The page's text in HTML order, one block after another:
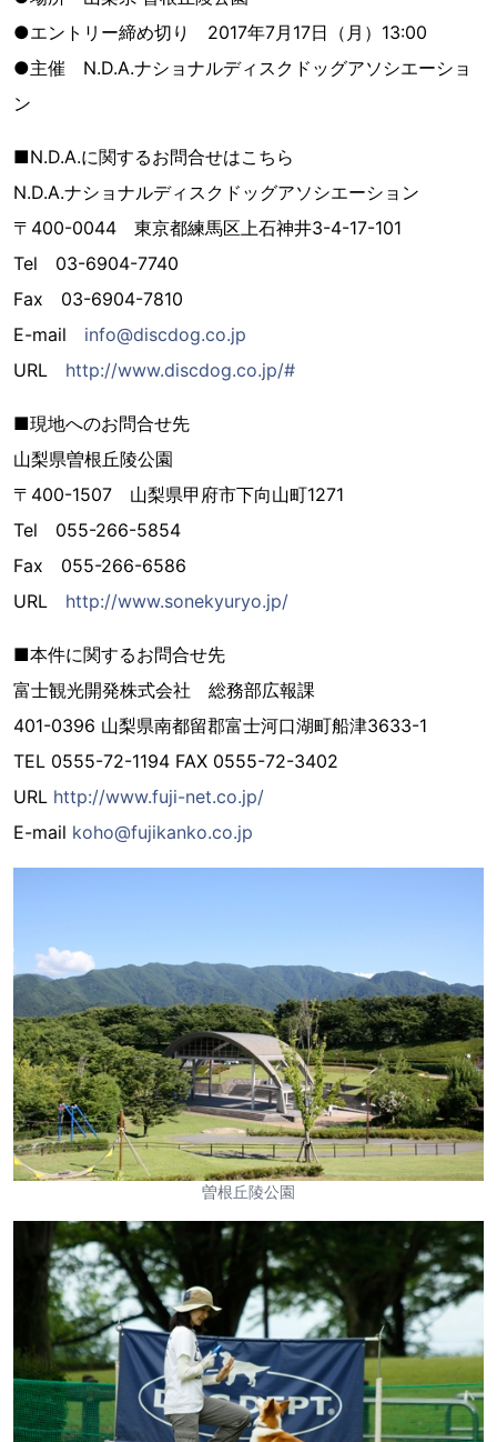
●エントリー締め切り 2017年7月17日（月）13:00
●主催 N.D.A.ナショナルディスクドッグアソシエーショ
ン
■N.D.A.に関するお問合せはこちら
N.D.A.ナショナルディスクドッグアソシエーション
〒400-0044 東京都練馬区上石神井3-4-17-101
Tel 03-6904-7740
Fax 03-6904-7810
E-mail info@discdog.co.jp
URL http://www.discdog.co.jp/#
■現地へのお問合せ先
山梨県曽根丘陵公園
〒400-1507 山梨県甲府市下向山町1271
Tel 055-266-5854
Fax 055-266-6586
URL http://www.sonekyuryo.jp/
■本件に関するお問合せ先
富士観光開発株式会社 総務部広報課
401-0396 山梨県南都留郡富士河口湖町船津3633-1
TEL 0555-72-1194 FAX 0555-72-3402
URL http://www.fuji-net.co.jp/
E-mail koho@fujikanko.co.jp
曽根丘陵公園